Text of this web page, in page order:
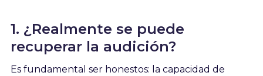
1. ¿Realmente se puede
recuperar la audición?
Es fundamental ser honestos: la capacidad de